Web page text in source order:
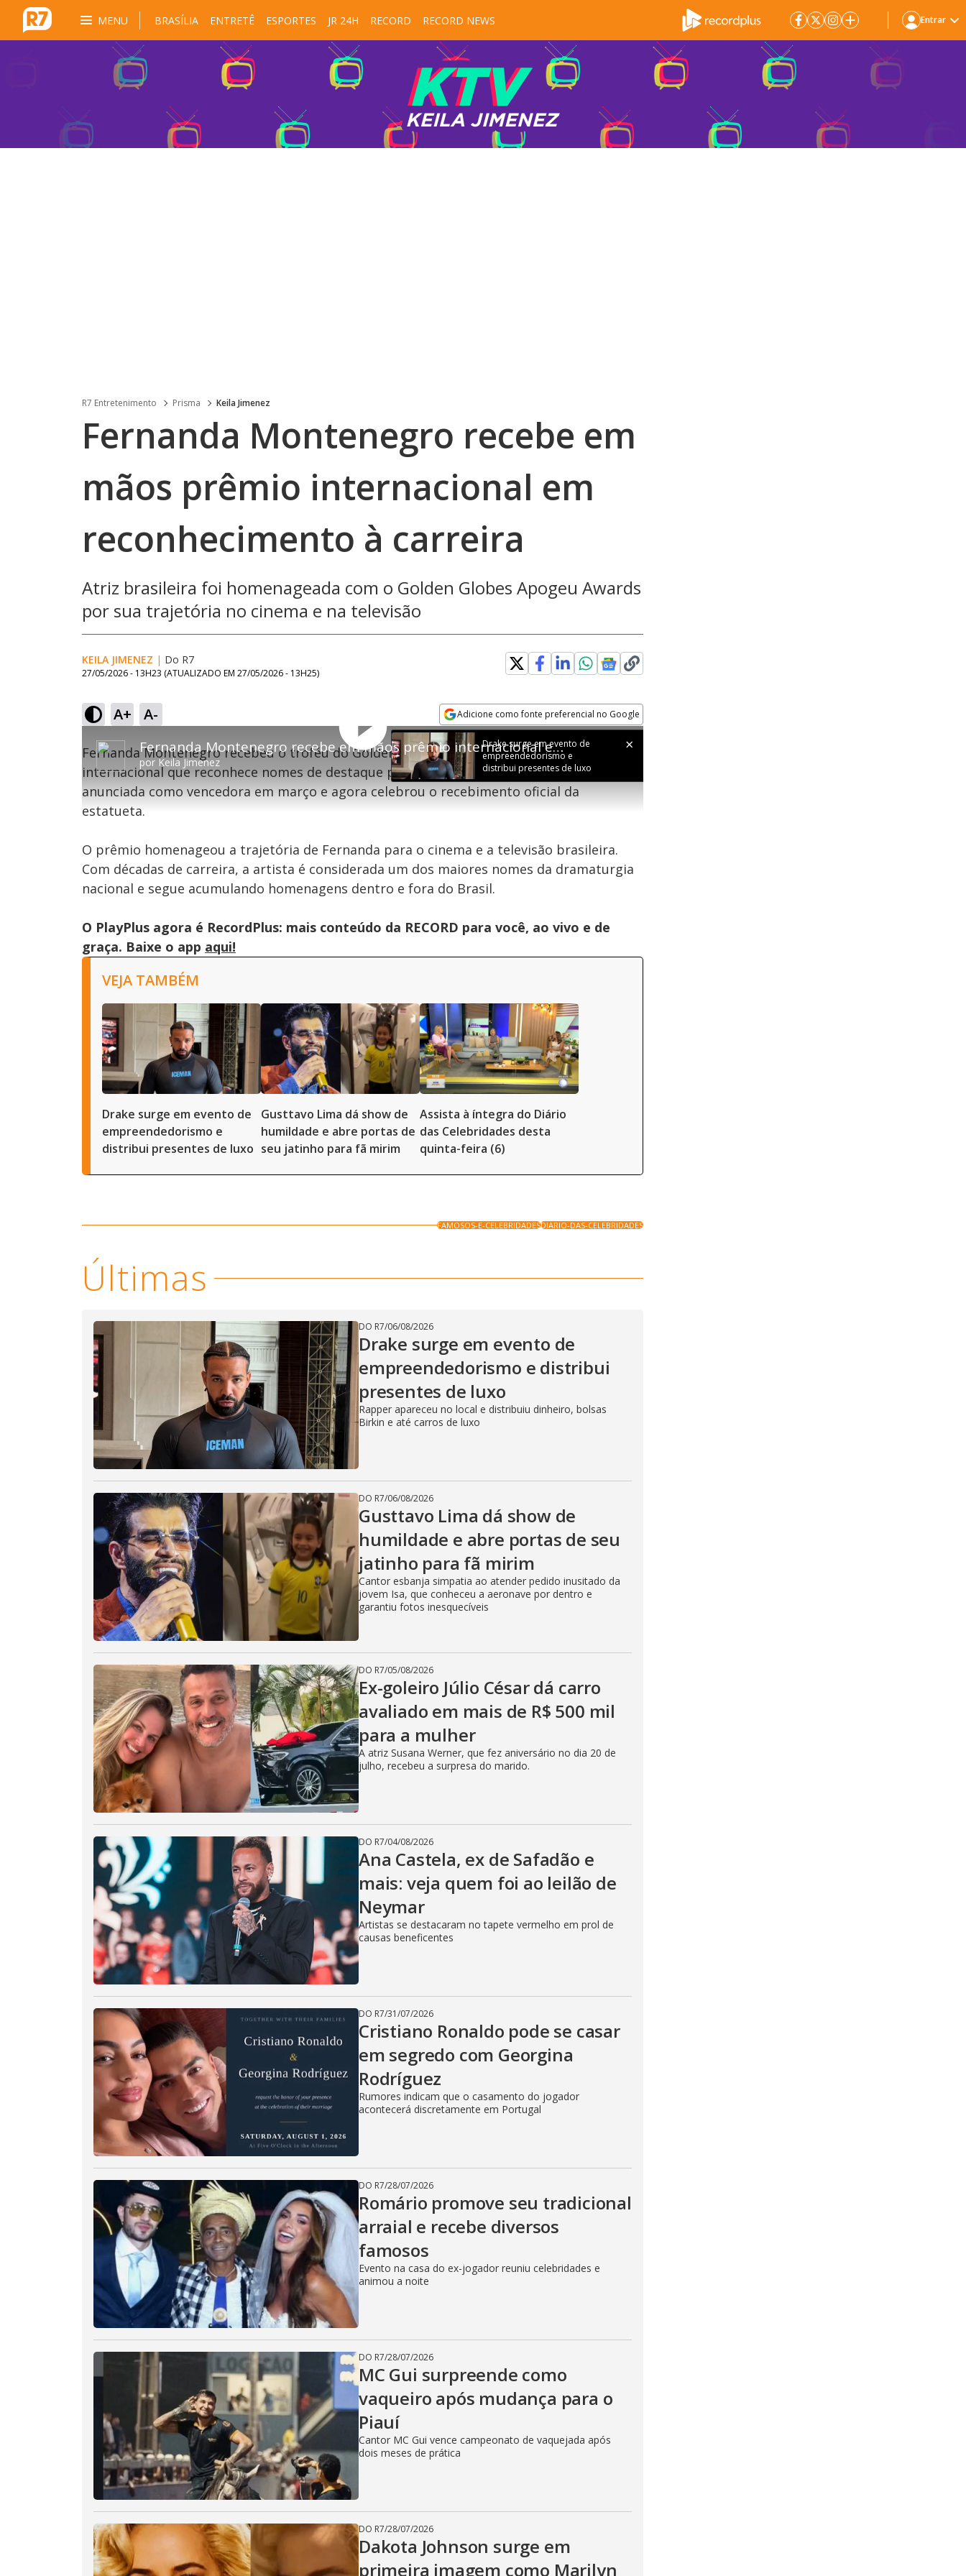
MENU BRASÍLIA ENTRETÊ ESPORTES JR 24H RECORD RECORD NEWS Entrar
R7 Entretenimento Prisma Keila Jimenez
Fernanda Montenegro recebe em
mãos prêmio internacional em
reconhecimento à carreira
Atriz brasileira foi homenageada com o Golden Globes Apogeu Awards
por sua trajetória no cinema e na televisão
KEILA JIMENEZ | Do R7
27/05/2026 - 13H23 (ATUALIZADO EM 27/05/2026 - 13H25)
A+ A- Adicione como fonte preferencial no Google
Opens in new window
Play
Video
Fernanda Montenegro recebe em mãos prêmio internacional em reconhecimento à carreira
porKeila Jimenez
Drake surge em evento de
empreendedorismo e
distribui presentes de luxo
a
window.
modal
be
the
key
activating
button.
Tocar
Vídeo
Drake surge em evento de
empreendedorismo e distribui presentes
de luxo
Close
Fernanda Montenegro recebeu o troféu do Golden Globes Apogeu Awards, premiação
internacional que reconhece nomes de destaque pelo conjunto da obra. A atriz havia sido
anunciada como vencedora em março e agora celebrou o recebimento oficial da
estatueta.
O prêmio homenageou a trajetória de Fernanda para o cinema e a televisão brasileira.
Com décadas de carreira, a artista é considerada um dos maiores nomes da dramaturgia
nacional e segue acumulando homenagens dentro e fora do Brasil.
O PlayPlus agora é RecordPlus: mais conteúdo da RECORD para você, ao vivo e de
graça. Baixe o app aqui!
VEJA TAMBÉM
Drake surge em evento de
empreendedorismo e
distribui presentes de luxo
Gusttavo Lima dá show de
humildade e abre portas de
seu jatinho para fã mirim
Assista à íntegra do Diário
das Celebridades desta
quinta-feira (6)
FAMOSOS-E-CELEBRIDADESDIARIO-DAS-CELEBRIDADES
Últimas
DO R7/06/08/2026
Drake surge em evento de
empreendedorismo e distribui
presentes de luxo
Rapper apareceu no local e distribuiu dinheiro, bolsas
Birkin e até carros de luxo
DO R7/06/08/2026
Gusttavo Lima dá show de
humildade e abre portas de seu
jatinho para fã mirim
Cantor esbanja simpatia ao atender pedido inusitado da
jovem Isa, que conheceu a aeronave por dentro e
garantiu fotos inesquecíveis
DO R7/05/08/2026
Ex-goleiro Júlio César dá carro
avaliado em mais de R$ 500 mil
para a mulher
A atriz Susana Werner, que fez aniversário no dia 20 de
julho, recebeu a surpresa do marido.
DO R7/04/08/2026
Ana Castela, ex de Safadão e
mais: veja quem foi ao leilão de
Neymar
Artistas se destacaram no tapete vermelho em prol de
causas beneficentes
DO R7/31/07/2026
Cristiano Ronaldo pode se casar
em segredo com Georgina
Rodríguez
Rumores indicam que o casamento do jogador
acontecerá discretamente em Portugal
DO R7/28/07/2026
Romário promove seu tradicional
arraial e recebe diversos
famosos
Evento na casa do ex-jogador reuniu celebridades e
animou a noite
DO R7/28/07/2026
MC Gui surpreende como
vaqueiro após mudança para o
Piauí
Cantor MC Gui vence campeonato de vaquejada após
dois meses de prática
DO R7/28/07/2026
Dakota Johnson surge em
primeira imagem como Marilyn